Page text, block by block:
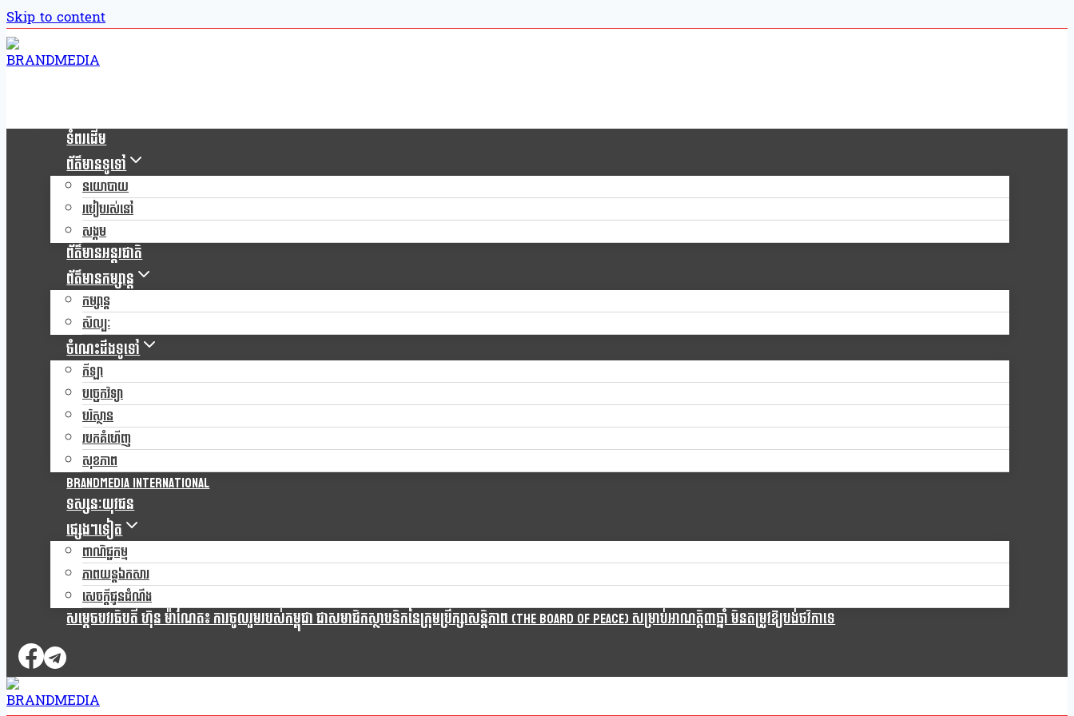
Skip to content
ទំពរដើម
ព័ត៌មានទូទៅ
នយោបាយ
របៀបរស់នៅ
សង្គម
ព័ត៌មានអន្តរជាតិ
ព័ត៌មានកម្សាន្ត
កម្សាន្ត
សិល្បៈ
ចំណេះដឹងទូទៅ
កីឡា
បច្ចេកវិទ្យា
បរិស្ថាន
របកគំហើញ
សុខភាព
Brandmedia international
ទស្សនៈយុវជន
ផ្សេងៗទៀត
ពាណិជ្ជកម្ម
ភាពយន្តឯកសារ
សេចក្តីជូនដំណឹង
សម្តេចបវរធិបតី ហ៊ុន ម៉ាណែត៖ ការចូលរួមរបស់កម្ពុជា ជាសមាជិកស្ថាបនិកនៃក្រុមប្រឹក្សាសន្តិភាព (The Board Of Peace) សម្រាប់អាណត្តិ៣ឆ្នាំ មិនតម្រូវឱ្យបង់ថវិកាទេ